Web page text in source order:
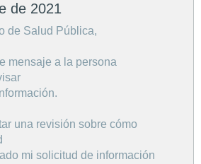
de 2021
de Salud Pública,
mensaje a la persona
una revisión sobre cómo
mi solicitud de información